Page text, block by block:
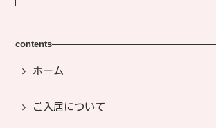
contents
ホーム
ご入居について